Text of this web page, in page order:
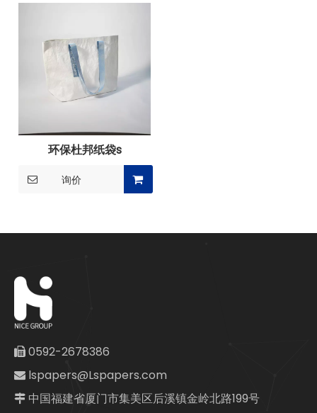
环保杜邦纸袋s
询价
 0592-2678386
 lspapers@Lspapers.com
 中国福建省厦门市集美区后溪镇金岭北路199号